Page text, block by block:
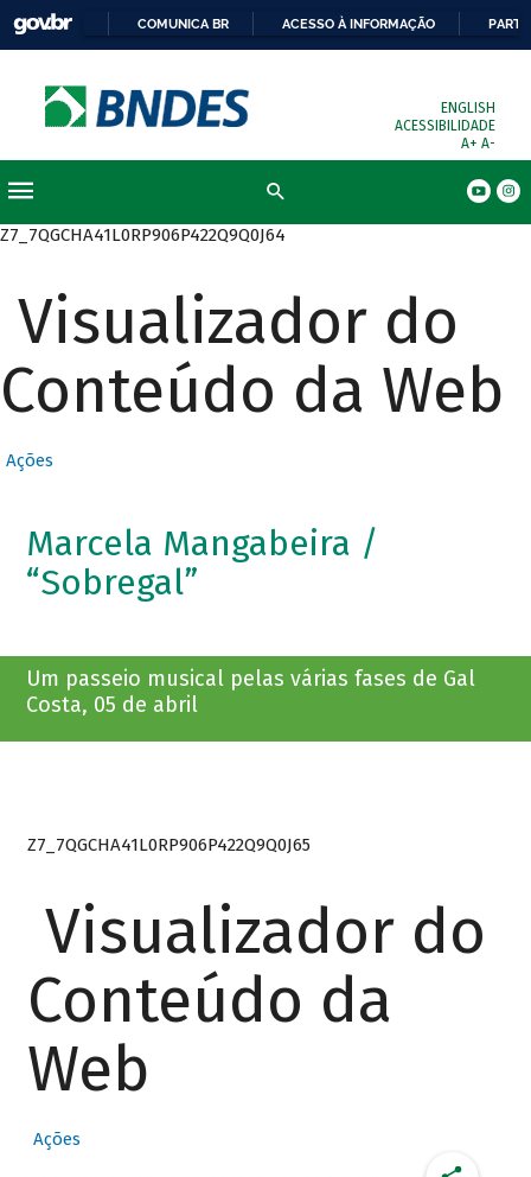
COMUNICA BR ACESSO À INFORMAÇÃO
ENGLISH
ACESSIBILIDADE
A+ A-
Z7_7QGCHA41L0RP906P422Q9Q0J64
Visualizador do
Conteúdo da Web
Ações
Marcela Mangabeira /
“Sobregal”
Um passeio musical pelas várias fases de Gal
Costa, 05 de abril
Z7_7QGCHA41L0RP906P422Q9Q0J65
Visualizador do
Conteúdo da
Web
Ações